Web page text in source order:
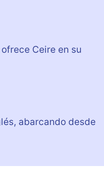
Ceire en su
abarcando desde